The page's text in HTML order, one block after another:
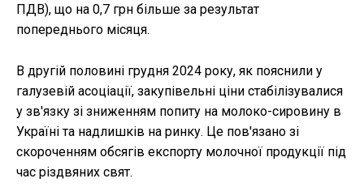
ПДВ), що на 0,7 грн більше за результат
попереднього місяця.
В другій половині грудня 2024 року, як пояснили у
галузевій асоціації, закупівельні ціни стабілізувалися
у зв'язку зі зниженням попиту на молоко-сировину в
Україні та надлишків на ринку. Це пов'язано зі
скороченням обсягів експорту молочної продукції під
час різдвяних свят.